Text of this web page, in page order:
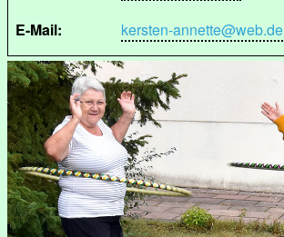
E-Mail:
kersten-annette@web.de